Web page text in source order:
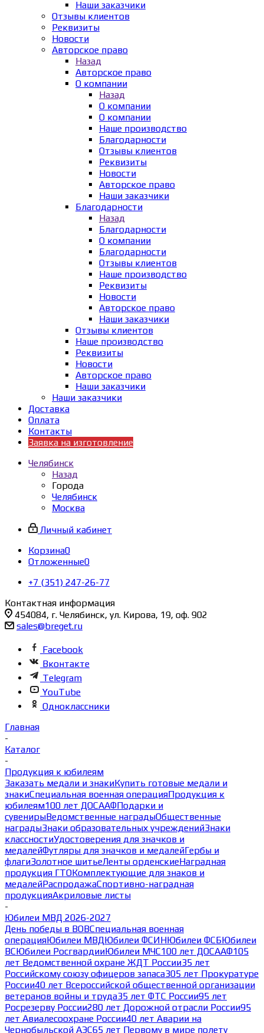
Наши заказчики
Отзывы клиентов
Реквизиты
Новости
Авторское право
Назад
Авторское право
О компании
Назад
О компании
О компании
Наше производство
Благодарности
Отзывы клиентов
Реквизиты
Новости
Авторское право
Наши заказчики
Благодарности
Назад
Благодарности
О компании
Благодарности
Отзывы клиентов
Наше производство
Реквизиты
Новости
Авторское право
Наши заказчики
Отзывы клиентов
Наше производство
Реквизиты
Новости
Авторское право
Наши заказчики
Наши заказчики
Доставка
Оплата
Контакты
Заявка на изготовление
Челябинск
Назад
Города
Челябинск
Москва
Личный кабинет
Корзина0
Отложенные0
+7 (351) 247-26-77
Контактная информация
454084, г. Челябинск, ул. Кирова, 19, оф. 902
sales@breget.ru
Facebook
Вконтакте
Telegram
YouTube
Одноклассники
Главная
-
Каталог
-
Продукция к юбилеям
Заказать медали и знакиКупить готовые медали и
знакиСпециальная военная операцияПродукция к
юбилеям100 лет ДОСААФПодарки и
сувенирыВедомственные наградыОбщественные
наградыЗнаки образовательных учрежденийЗнаки
классностиУдостоверения для значков и
медалейФутляры для значков и медалейГербы и
флагиЗолотное шитьеЛенты орденскиеНаградная
продукция ГТОКомплектующие для знаков и
медалейРаспродажаСпортивно-наградная
продукцияАкриловые листы
-
Юбилеи МВД 2026-2027
День победы в ВОВСпециальная военная
операцияЮбилеи МВДЮбилеи ФСИНЮбилеи ФСБЮбилеи
ВСЮбилеи РосгвардииЮбилеи МЧС100 лет ДОСААФ105
лет Ведомственной охране ЖДТ России35 лет
Российскому союзу офицеров запаса305 лет Прокуратуре
России40 лет Всероссийской общественной организации
ветеранов войны и труда35 лет ФТС России95 лет
Росрезерву России280 лет Дорожной отрасли России95
лет Авиалесоохране России40 лет Аварии на
Чернобыльской АЭС65 лет Первому в мире полету